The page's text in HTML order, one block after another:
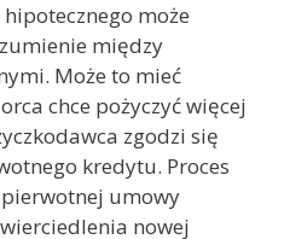
może
między
Może to mieć
chce pożyczyć więcej
zgodzi się
kredytu. Proces
umowy
nowej